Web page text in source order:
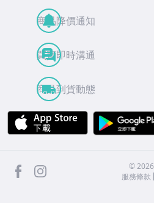
商品降價通知
買賣即時溝通
商品到貨動態
APP Store
facebook ©2026
服務條款